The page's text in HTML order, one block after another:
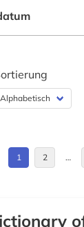
cloud computing (1)
Palaestina (1)
(1)
1 2 …